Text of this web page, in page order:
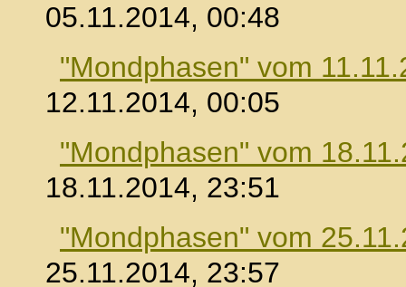
05.11.2014, 00:48
"Mondphasen" vom
12.11.2014, 00:05
"Mondphasen" vom
18.11.2014, 23:51
"Mondphasen" vom
25.11.2014, 23:57